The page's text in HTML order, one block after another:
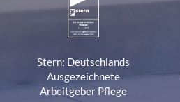
Stern: Deutschlands
Ausgezeichnete
Arbeitgeber Pflege